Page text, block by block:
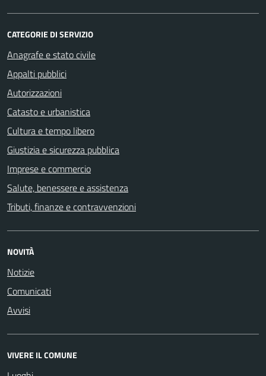
CATEGORIE DI SERVIZIO
Anagrafe e stato civile
Appalti pubblici
Autorizzazioni
Catasto e urbanistica
Cultura e tempo libero
Giustizia e sicurezza pubblica
Imprese e commercio
Salute, benessere e assistenza
Tributi, finanze e contravvenzioni
NOVITÀ
Notizie
Comunicati
Avvisi
VIVERE IL COMUNE